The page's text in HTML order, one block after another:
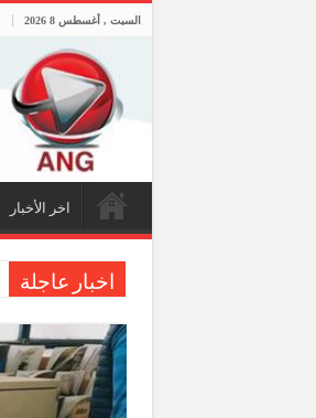
السبت , أغسطس 8 2026
اخر الأخبار
اخبار عاجلة